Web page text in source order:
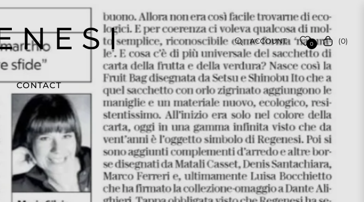
ACCOUNT 0 Cart (0)
CONTACT